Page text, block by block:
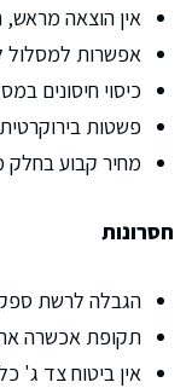
אין הוצאה מראש,
אפשרות
כיסוי חיסונים
פשטות
מחיר קבוע בחלק
חסרונות
הגבלה לרשת
תקופת אכשרה ארוכה של 60
אין ביטוח צד ג'